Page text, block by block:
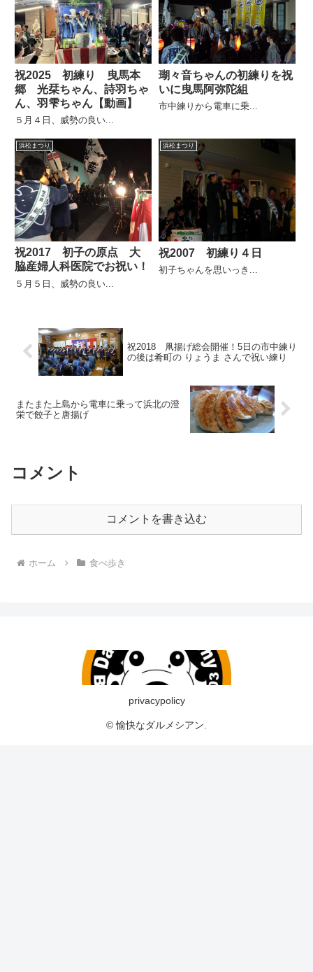
祝2025 初練り 曳馬本
郷 光栞ちゃん、詩羽ちゃ
ん、羽雫ちゃん【動画】
５月４日、威勢の良い...
瑚々音ちゃんの初練りを祝
いに曳馬阿弥陀組
市中練りから電車に乗...
浜松まつり
祝2017 初子の原点 大
脇産婦人科医院でお祝い！
５月５日、威勢の良い...
浜松まつり
祝2007 初練り４日
初子ちゃんを思いっき...
祝2018 凧揚げ総会開催！5日の市中練り
の後は肴町の りょうま さんで祝い練り
またまた上島から電車に乗って浜北の澄
栄で餃子と唐揚げ
コメント
コメントを書き込む
ホーム 食べ歩き
privacypolicy
© 愉快なダルメシアン.